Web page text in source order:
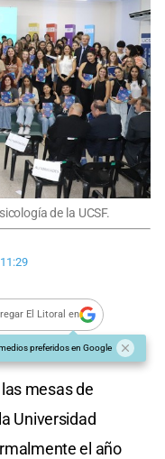
de la UCSF.
11:29
El Litoral en
preferidos en Google
mesas de
Universidad
el año